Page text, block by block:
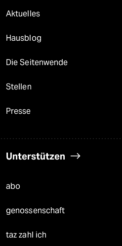
Aktuelles
Hausblog
Die Seitenwende
Stellen
Presse
Unterstützen
abo
genossenschaft
taz zahl ich